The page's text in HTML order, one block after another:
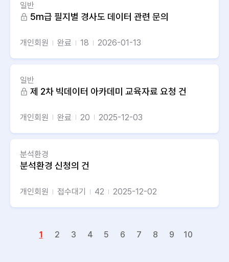
일반
5m급 필지별 경사도 데이터 관련 문의
개인회원 완료 18 2026-01-13
일반
제 2차 빅데이터 아카데미 교육자료 요청 건
개인회원 완료 20 2025-12-03
분석환경
분석환경 신청의 건
개인회원 접수대기 42 2025-12-02
1 2 3 4 5 6 7 8 9 10